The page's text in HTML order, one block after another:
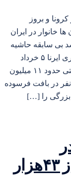
و بروز
خانوار در ایران
بی سابقه حاشیه
نشین ها را دارند. یک گزارش حکومتی (خبرگزاری ایرنا ۵ خرداد
۱۳۹۹) دراین رابطه اعتراف کرده است: «جمعیتی حدود ۱۱ میلیون
کشور، حدود ۸ میلیون نفر در بافت فرسوده
را […]
۳۲۰شهر ایران به بیش از ۴۳هزار